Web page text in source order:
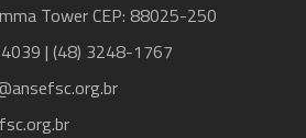
Tower CEP: 88025-250
| (48) 3248-1767